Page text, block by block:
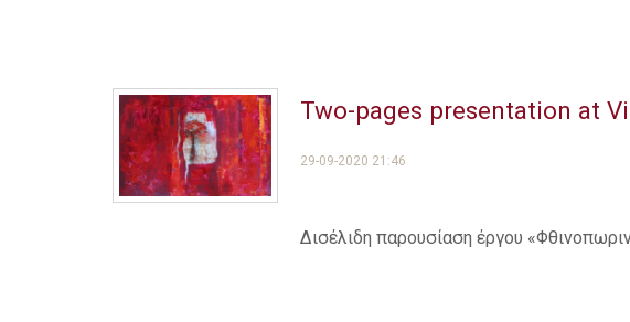
Two-pages presentation at
29-09-2020 21:46
Δισέλιδη παρουσίαση έργου